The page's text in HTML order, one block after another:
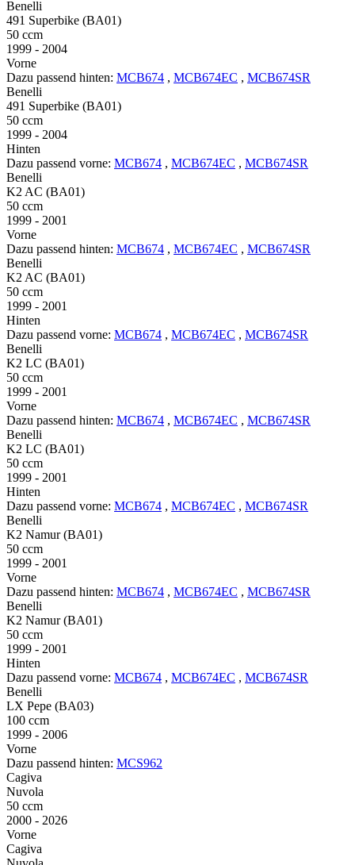
Benelli
491 Superbike (BA01)
50 ccm
1999 - 2004
Vorne
Dazu passend hinten: MCB674 , MCB674EC , MCB674SR
Benelli
491 Superbike (BA01)
50 ccm
1999 - 2004
Hinten
Dazu passend vorne: MCB674 , MCB674EC , MCB674SR
Benelli
K2 AC (BA01)
50 ccm
1999 - 2001
Vorne
Dazu passend hinten: MCB674 , MCB674EC , MCB674SR
Benelli
K2 AC (BA01)
50 ccm
1999 - 2001
Hinten
Dazu passend vorne: MCB674 , MCB674EC , MCB674SR
Benelli
K2 LC (BA01)
50 ccm
1999 - 2001
Vorne
Dazu passend hinten: MCB674 , MCB674EC , MCB674SR
Benelli
K2 LC (BA01)
50 ccm
1999 - 2001
Hinten
Dazu passend vorne: MCB674 , MCB674EC , MCB674SR
Benelli
K2 Namur (BA01)
50 ccm
1999 - 2001
Vorne
Dazu passend hinten: MCB674 , MCB674EC , MCB674SR
Benelli
K2 Namur (BA01)
50 ccm
1999 - 2001
Hinten
Dazu passend vorne: MCB674 , MCB674EC , MCB674SR
Benelli
LX Pepe (BA03)
100 ccm
1999 - 2006
Vorne
Dazu passend hinten: MCS962
Cagiva
Nuvola
50 ccm
2000 - 2026
Vorne
Cagiva